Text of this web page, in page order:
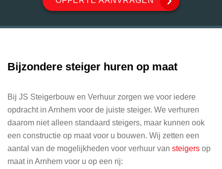
Bijzondere steiger huren op maat
Bij JS Steigerbouw en Verhuur zorgen we voor iedere
opdracht in Arnhem voor de juiste steiger. We verhuren
daarom niet alleen standaard steigers, maar kunnen ook
een constructie op maat voor u bouwen. Wij zetten een
aantal van de mogelijkheden voor verhuur van steigers op
maat in Arnhem voor u op een rij: